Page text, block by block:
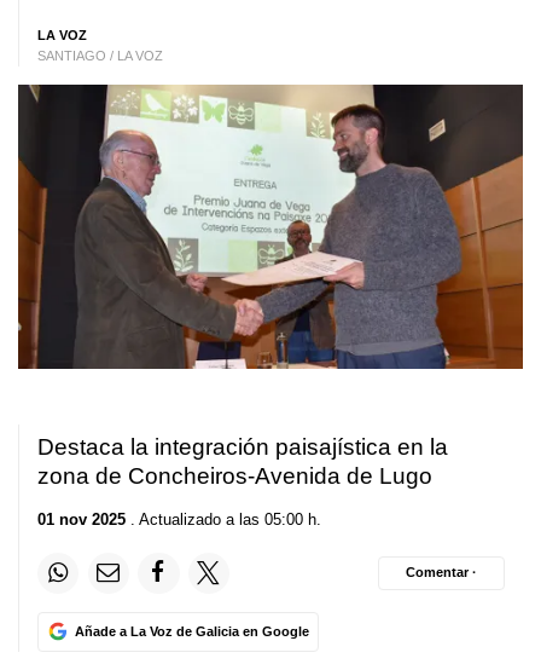
LA VOZ
SANTIAGO / LA VOZ
Destaca la integración paisajística en la
zona de Concheiros-Avenida de Lugo
01 nov 2025 . Actualizado a las 05:00 h.
Añade a La Voz de Galicia en Google
Comentar ·